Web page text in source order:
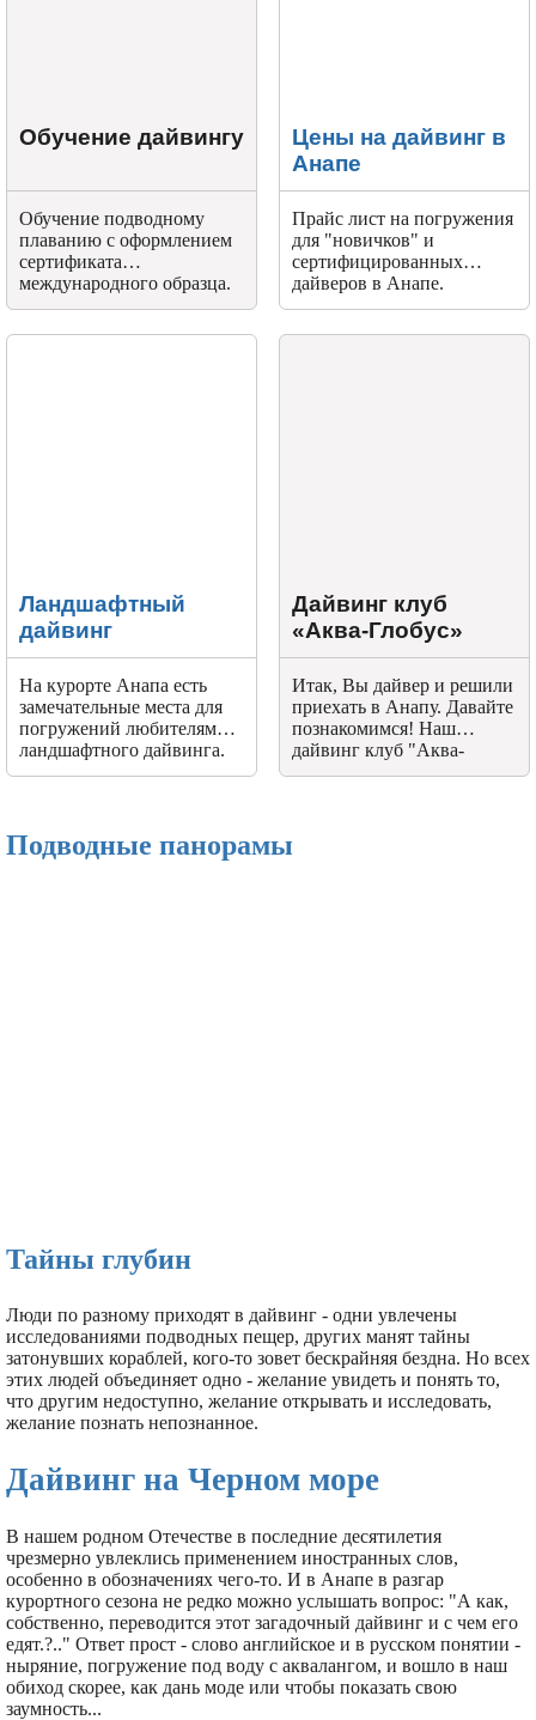
Обучение дайвингу
Обучение подводному
плаванию с оформлением
сертификата
международного образца.
Цены на дайвинг в
Анапе
Прайс лист на погружения
для "новичков" и
сертифицированных
дайверов в Анапе.
Ландшафтный
дайвинг
На курорте Анапа есть
замечательные места для
погружений любителям
ландшафтного дайвинга.
Дайвинг клуб
«Аква-Глобус»
Итак, Вы дайвер и решили
приехать в Анапу. Давайте
познакомимся! Наш
дайвинг клуб "Аква-
Глобус", дипломант 2007 г.
номинации Лучший дайв
Подводные панорамы
Тайны глубин
Люди по разному приходят в дайвинг - одни увлечены
исследованиями подводных пещер, других манят тайны
затонувших кораблей, кого-то зовет бескрайняя бездна. Но всех
этих людей объединяет одно - желание увидеть и понять то,
что другим недоступно, желание открывать и исследовать,
желание познать непознанное.
Дайвинг на Черном море
В нашем родном Отечестве в последние десятилетия
чрезмерно увлеклись применением иностранных слов,
особенно в обозначениях чего-то. И в Анапе в разгар
курортного сезона не редко можно услышать вопрос: "А как,
собственно, переводится этот загадочный дайвинг и с чем его
едят.?.." Ответ прост - слово английское и в русском понятии -
ныряние, погружение под воду с аквалангом, и вошло в наш
обиход скорее, как дань моде или чтобы показать свою
заумность...